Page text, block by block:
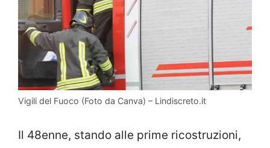
Vigili del Fuoco (Foto da Canva) – Lindiscreto.it
Il 48enne, stando alle prime ricostruzioni,